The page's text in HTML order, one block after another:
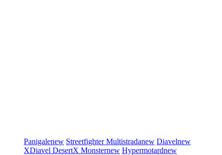
Panigalenew StreetfighterMultistradanew Diavelnew
XDiavel DesertX Monsternew Hypermotardnew